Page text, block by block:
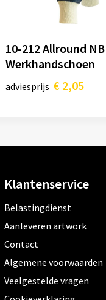
10-212 Allround
Werkhandschoen
adviesprijs € 2,05
Klantenservice
Belastingdienst
Aanleveren artwork
Contact
Algemene voorwaarden
Veelgestelde vragen